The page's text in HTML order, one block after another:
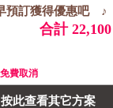
訂獲得優惠吧 ♪
合計
費取消
按此查看其它方案